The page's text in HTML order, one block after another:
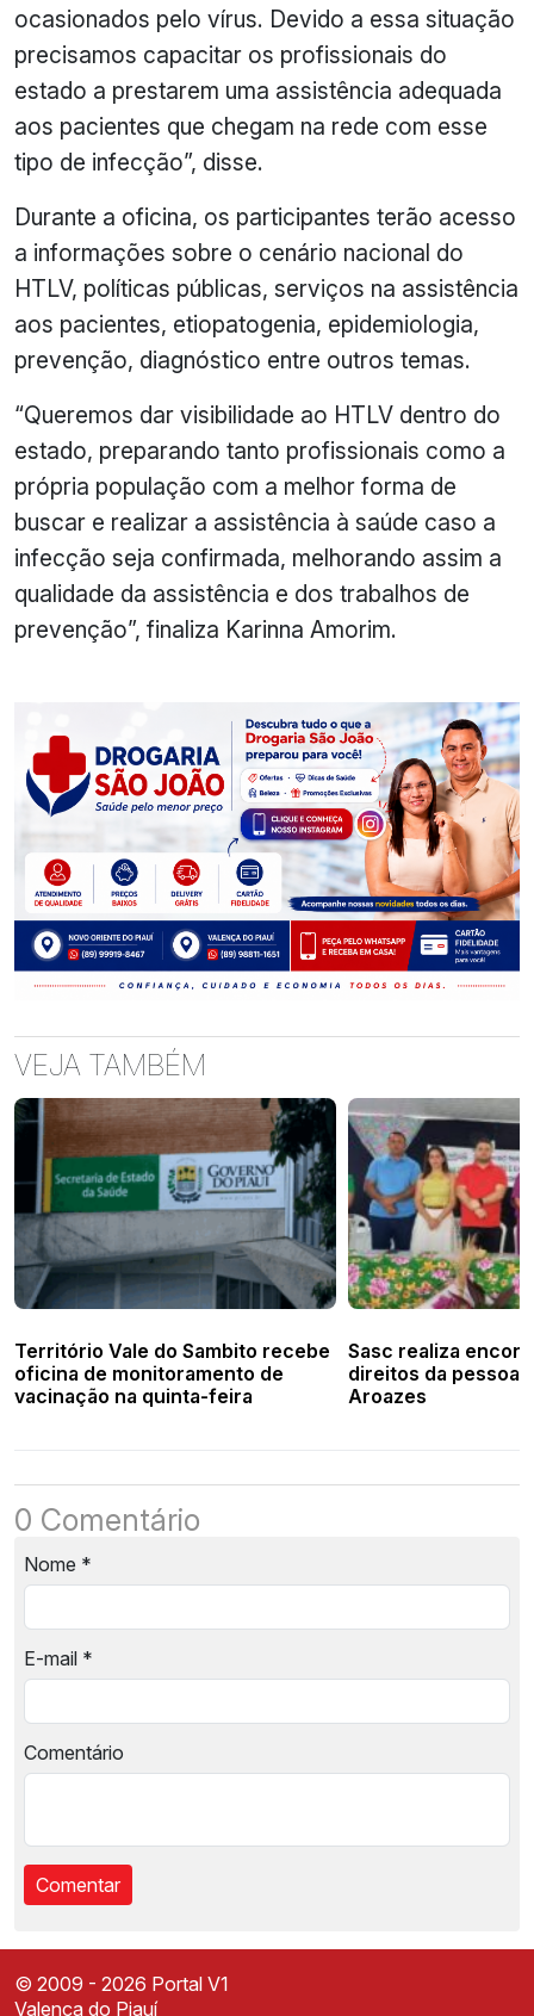
ocasionados pelo vírus. Devido a essa situação
precisamos capacitar os profissionais do
estado a prestarem uma assistência adequada
aos pacientes que chegam na rede com esse
tipo de infecção”, disse.
Durante a oficina, os participantes terão acesso
a informações sobre o cenário nacional do
HTLV, políticas públicas, serviços na assistência
aos pacientes, etiopatogenia, epidemiologia,
prevenção, diagnóstico entre outros temas.
“Queremos dar visibilidade ao HTLV dentro do
estado, preparando tanto profissionais como a
própria população com a melhor forma de
buscar e realizar a assistência à saúde caso a
infecção seja confirmada, melhorando assim a
qualidade da assistência e dos trabalhos de
prevenção”, finaliza Karinna Amorim.
VEJA TAMBÉM
Território Vale do Sambito recebe
oficina de monitoramento de
vacinação na quinta-feira
Sasc realiza
direitos da pessoa
Aroazes
0 Comentário
Nome *
E-mail *
Comentário
© 2009 - 2026 Portal V1
Valença do Piauí